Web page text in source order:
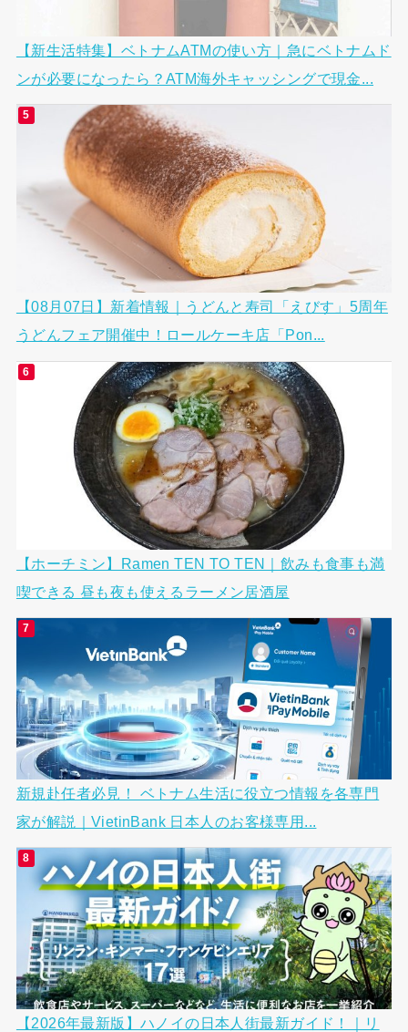
【新生活特集】ベトナムATMの使い方｜急にベトナムド
ンが必要になったら？ATM海外キャッシングで現金...
【08月07日】新着情報｜うどんと寿司「えびす」5周年
うどんフェア開催中！ロールケーキ店「Pon...
【ホーチミン】Ramen TEN TO TEN｜飲みも食事も満
喫できる 昼も夜も使えるラーメン居酒屋
新規赴任者必見！ ベトナム生活に役立つ情報を各専門
家が解説｜VietinBank 日本人のお客様専用...
【2026年最新版】ハノイの日本人街最新ガイド！｜リ